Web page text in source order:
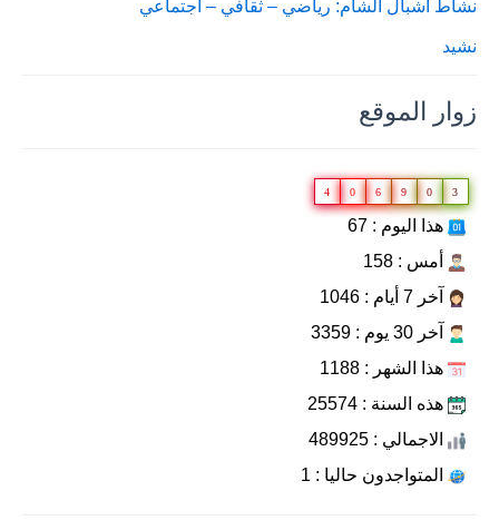
نشاط أشبال الشام: رياضي – ثقافي – اجتماعي
نشيد
زوار الموقع
4 0 6 9 0 3
هذا اليوم : 67
أمس : 158
آخر 7 أيام : 1046
آخر 30 يوم : 3359
هذا الشهر : 1188
هذه السنة : 25574
الاجمالي : 489925
المتواجدون حاليا : 1